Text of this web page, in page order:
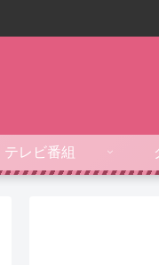
テレビ番組